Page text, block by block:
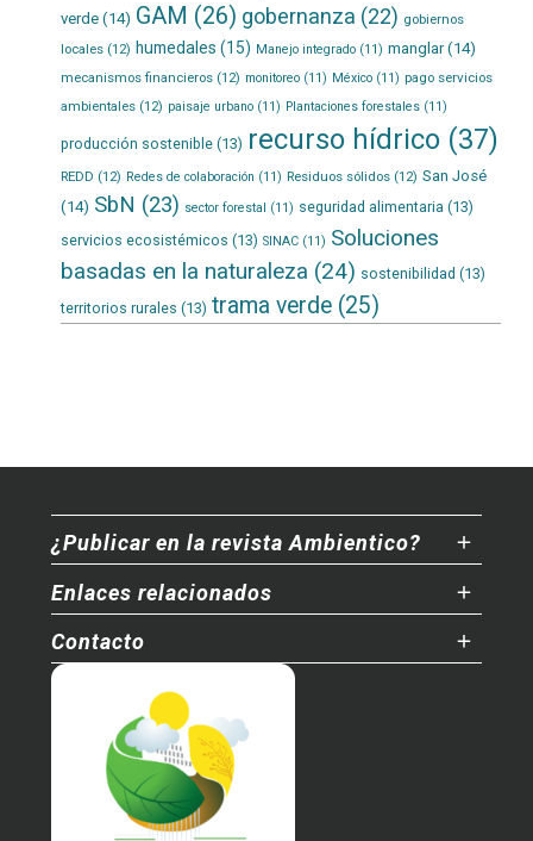
verde(14) GAM (26) gobernanza (22) gobiernos
locales(12) humedales (15) Manejo integrado(11) manglar(14)
mecanismos financieros(12) monitoreo(11) México(11) pago servicios
ambientales(12) paisaje urbano(11) Plantaciones forestales(11)
producción sostenible(13) recurso hídrico(37)
REDD (12) Redes de colaboración (11) Residuos sólidos(12) San José
(14) SbN (23) sector forestal (11) seguridad alimentaria (13)
servicios ecosistémicos (13) SINAC(11) Soluciones
basadas en la naturaleza (24) sostenibilidad (13)
territorios rurales (13) trama verde(25)
¿Publicar en la revista Ambientico?
Enlaces relacionados
Contacto